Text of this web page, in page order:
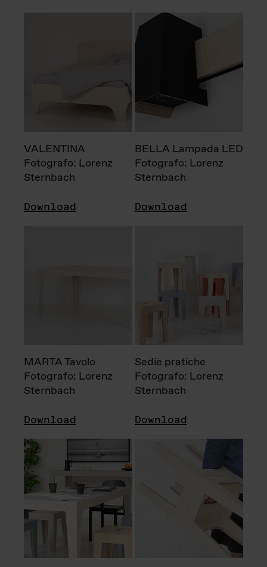
VALENTINA
Fotografo: Lorenz
Sternbach
Download
BELLA Lampada LED
Fotografo: Lorenz
Sternbach
Download
MARTA Tavolo
Fotografo: Lorenz
Sternbach
Download
Sedie pratiche
Fotografo: Lorenz
Sternbach
Download